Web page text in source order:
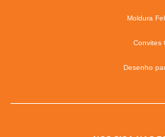
Moldura
Convites
Desenho